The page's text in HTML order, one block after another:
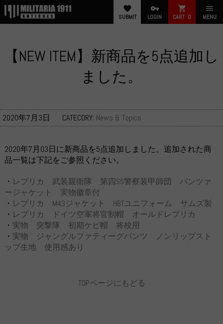
favorite
SUBMIT
vpn_key
LOGIN
shopping_cart
CART 0
menu
MENU
【NEW ITEM】新商品を5点追加し
ました。
2020年7月3日 CATECORY: News & Topics
2020年7月03日に新商品を5点追加しました。追加された商
品一覧は下記をご参照ください。
・ レプリカ 武装親衛隊 第四SS警察装甲師団 パンツァ
ージャケット 実物徽章付
・ レプリカ M43ジャケット HBTユニフォーム サムズ製
・ レプリカ ドイツ空軍将官制帽 オールドレプリカ
・ 実物 突撃隊 初期ケピ帽 将校用
・ 実物 ジャングルファティーグパンツ ノンリップスト
ップ生地 使用感あり
TOPページにもどる